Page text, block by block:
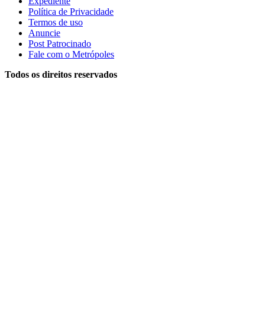
Política de Privacidade
Termos de uso
Anuncie
Post Patrocinado
Fale com o Metrópoles
Todos os direitos reservados